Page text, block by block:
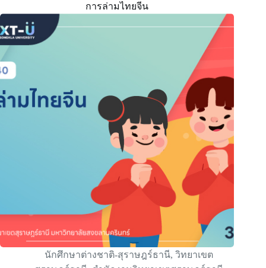
การล่ามไทยจีน
นักศึกษาต่างชาติ-สุราษฎร์ธานี,วิทยาเขต